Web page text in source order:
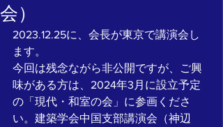
会）
2023.12.25に、会長が東京で講演会し
ます。
今回は残念ながら非公開ですが、ご興
味がある方は、2024年3月に設立予定
の「現代・和室の会」に参画くださ
い。建築学会中国支部講演会（神辺